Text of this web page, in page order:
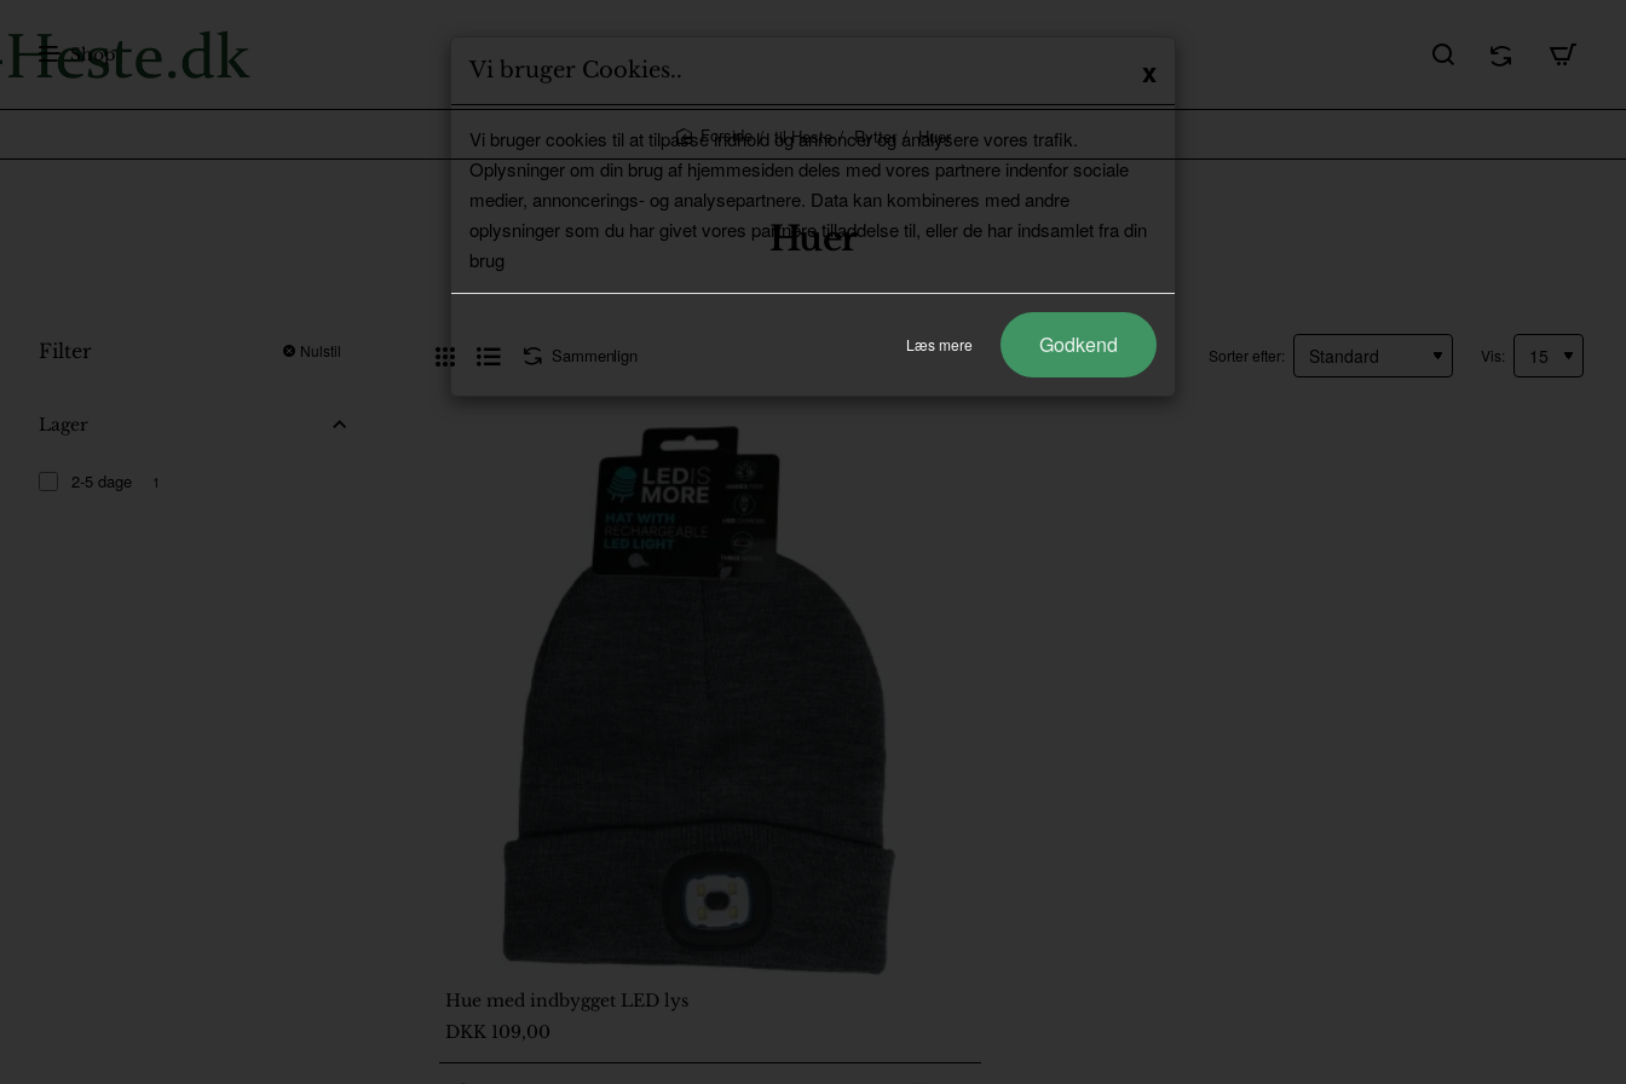
Shop
Huer
home
til Heste Rytter Huer
Filter Nulstil
Lager
2-5 dage 1
Sammenlign Sorter efter: Vis:
2-5 Dage
Hue med indbygget LED lys
DKK 109,00
Vi bruger Cookies..
Vi bruger cookies til at tilpasse indhold og annoncer og analysere vores trafik.
Oplysninger om din brug af hjemmesiden deles med vores partnere indenfor sociale
medier, annoncerings- og analysepartnere. Data kan kombineres med andre
oplysninger som du har givet vores partnere tilladdelse til, eller de har indsamlet fra din
brug
Læs mere Godkend